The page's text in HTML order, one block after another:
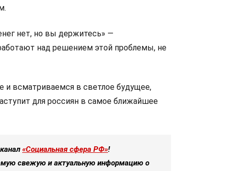
нет, но вы держитесь» —
над решением этой проблемы, не
и всматриваемся в светлое будущее,
для россиян в самое ближайшее
«Социальная сфера РФ»!
свежую и актуальную информацию о